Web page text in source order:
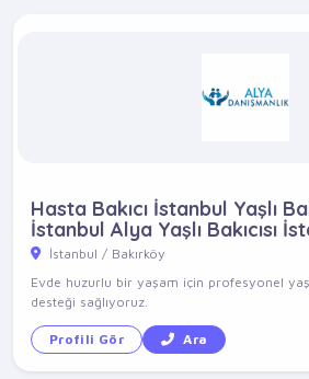
Hasta Bakıcı İstanbul Yaşlı
İstanbul Alya Yaşlı Bakıcısı
İstanbul / Bakırköy
Evde huzurlu bir yaşam için profesyonel
desteği sağlıyoruz.
Profili Gör Ara